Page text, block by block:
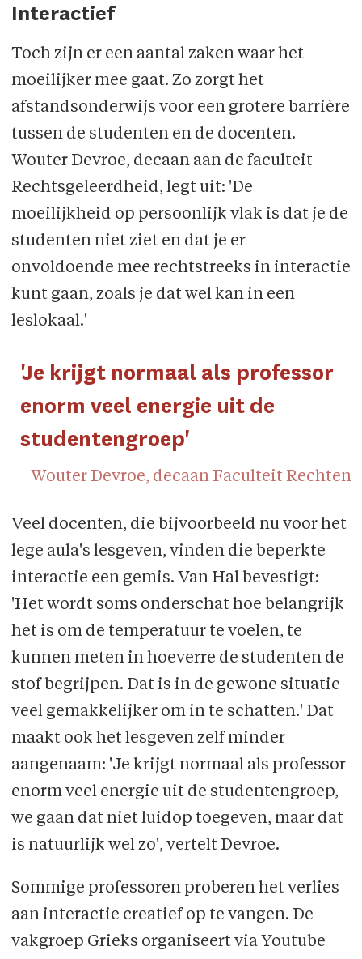
Interactief
Toch zijn er een aantal zaken waar het
moeilijker mee gaat. Zo zorgt het
afstandsonderwijs voor een grotere barrière
tussen de studenten en de docenten.
Wouter Devroe, decaan aan de faculteit
Rechtsgeleerdheid, legt uit: 'De
moeilijkheid op persoonlijk vlak is dat je de
studenten niet ziet en dat je er
onvoldoende mee rechtstreeks in interactie
kunt gaan, zoals je dat wel kan in een
leslokaal.'
'Je krijgt normaal als professor
enorm veel energie uit de
studentengroep'
Wouter Devroe, decaan Faculteit Rechten
Veel docenten, die bijvoorbeeld nu voor het
lege aula's lesgeven, vinden die beperkte
interactie een gemis. Van Hal bevestigt:
'Het wordt soms onderschat hoe belangrijk
het is om de temperatuur te voelen, te
kunnen meten in hoeverre de studenten de
stof begrijpen. Dat is in de gewone situatie
veel gemakkelijker om in te schatten.' Dat
maakt ook het lesgeven zelf minder
aangenaam: 'Je krijgt normaal als professor
enorm veel energie uit de studentengroep,
we gaan dat niet luidop toegeven, maar dat
is natuurlijk wel zo', vertelt Devroe.
Sommige professoren proberen het verlies
aan interactie creatief op te vangen. De
vakgroep Grieks organiseert via Youtube